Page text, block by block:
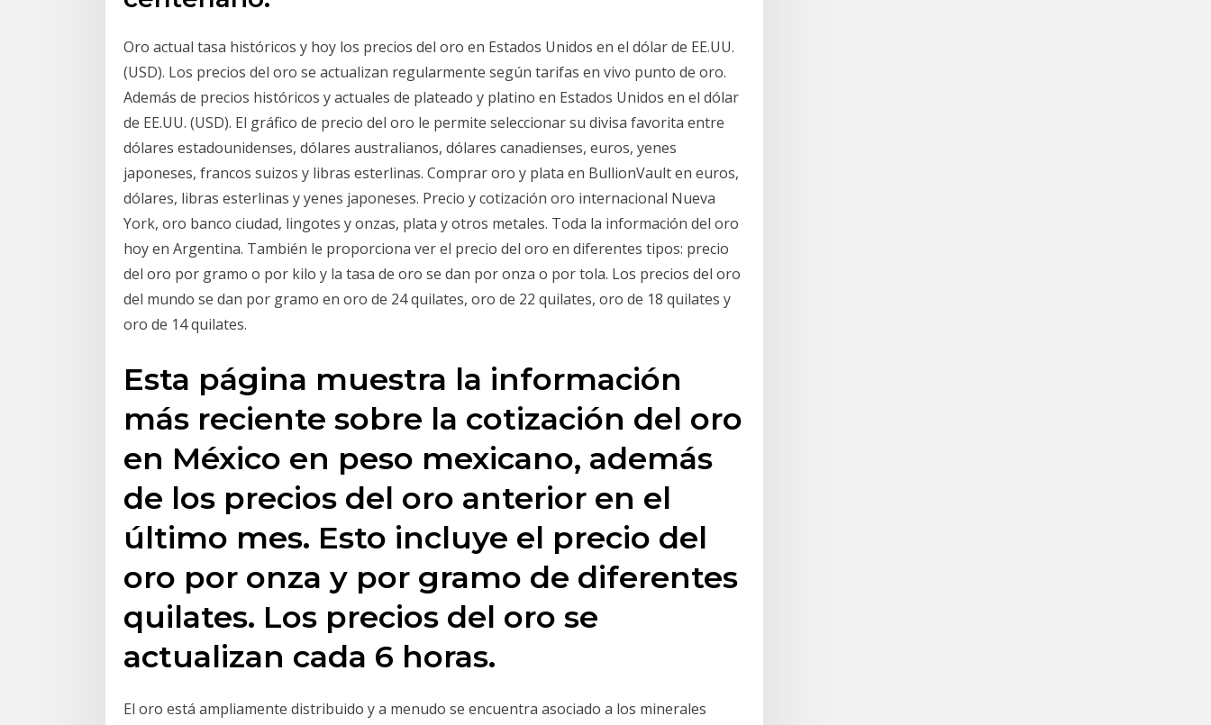
Oro actual tasa históricos y hoy los precios del oro en Estados Unidos en el dólar de EE.UU.
(USD). Los precios del oro se actualizan regularmente según tarifas en vivo punto de oro.
Además de precios históricos y actuales de plateado y platino en Estados Unidos en el dólar
de EE.UU. (USD). El gráfico de precio del oro le permite seleccionar su divisa favorita entre
dólares estadounidenses, dólares australianos, dólares canadienses, euros, yenes
japoneses, francos suizos y libras esterlinas. Comprar oro y plata en BullionVault en euros,
dólares, libras esterlinas y yenes japoneses. Precio y cotización oro internacional Nueva
York, oro banco ciudad, lingotes y onzas, plata y otros metales. Toda la información del oro
hoy en Argentina. También le proporciona ver el precio del oro en diferentes tipos: precio
del oro por gramo o por kilo y la tasa de oro se dan por onza o por tola. Los precios del oro
del mundo se dan por gramo en oro de 24 quilates, oro de 22 quilates, oro de 18 quilates y
oro de 14 quilates.
Esta página muestra la información
más reciente sobre la cotización del oro
en México en peso mexicano, además
de los precios del oro anterior en el
último mes. Esto incluye el precio del
oro por onza y por gramo de diferentes
quilates. Los precios del oro se
actualizan cada 6 horas.
El oro está ampliamente distribuido y a menudo se encuentra asociado a los minerales